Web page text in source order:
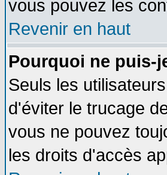
vous pouvez les
Revenir en haut
Pourquoi ne puis-
Seuls les
d'éviter le trucage
vous ne pouvez
les droits d'accès